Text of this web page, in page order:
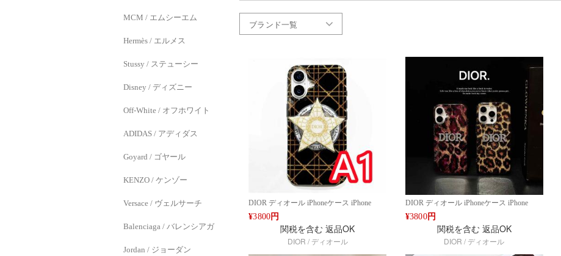
MCM / エムシーエム
Hermès / エルメス
Stussy / ステューシー
Disney / ディズニー
Off-White / オフホワイト
ADIDAS / アディダス
Goyard / ゴヤール
KENZO / ケンゾー
Versace / ヴェルサーチ
Balenciaga / バレンシアガ
Jordan / ジョーダン
ブランド一覧
DIOR ディオール iPhoneケース iPhone
14/15/16 Pro Max対応 高級感デザインケー
ス スターモチーフ付き ブランドケース 全
機種対応 グーグルピクセル9 Pro Xl 8a 6a
7a 8 Proケース ブランド Google 7a 8 7pro/
¥3800 円
関税を含む 返品OK
DIOR / ディオール
DIOR ディオール iPhoneケース iPhone
14/15/16 Pro Max対応 レオパード柄 グリッ
ターケース ブランドロゴ付き 高級感 スマ
ホケース 新作 ファッション 全機種対応
グーグルピクセル9 Pro Xl 8a 6a 7a 8 Proケ
¥3800円
関税を含む 返品OK
DIOR / ディオール